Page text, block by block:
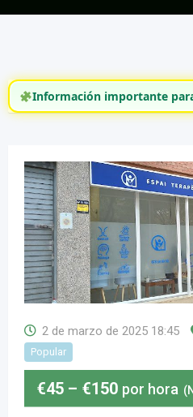
Información importante
2 de marzo de 2025 18:45
Popular
€45 – €150 por hora